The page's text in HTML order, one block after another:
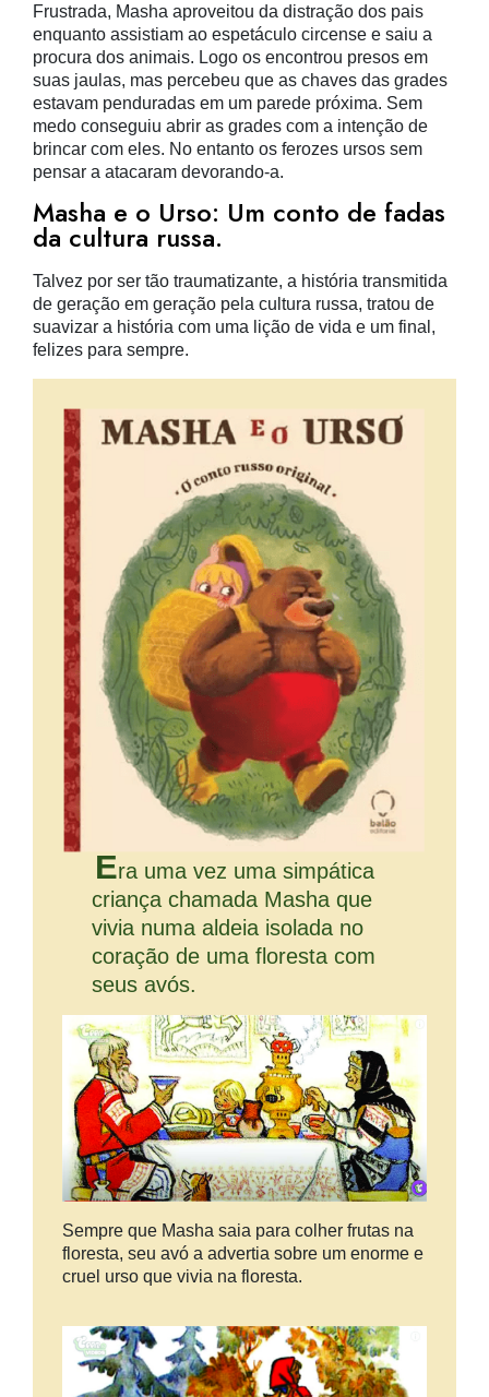
Frustrada, Masha aproveitou da distração dos pais
enquanto assistiam ao espetáculo circense e saiu a
procura dos animais. Logo os encontrou presos em
suas jaulas, mas percebeu que as chaves das grades
estavam penduradas em um parede próxima. Sem
medo conseguiu abrir as grades com a intenção de
brincar com eles. No entanto os ferozes ursos sem
pensar a atacaram devorando-a.
Masha e o Urso: Um conto de fadas
da cultura russa.
Talvez por ser tão traumatizante, a história transmitida
de geração em geração pela cultura russa, tratou de
suavizar a história com uma lição de vida e um final,
felizes para sempre.
Era uma vez uma simpática
criança chamada Masha que
vivia numa aldeia isolada no
coração de uma floresta com
seus avós.
Sempre que Masha saia para colher frutas na
floresta, seu avó a advertia sobre um enorme e
cruel urso que vivia na floresta.